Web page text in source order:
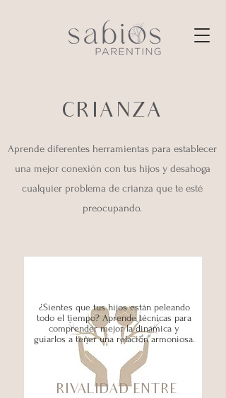
CRIANZA
Aprende diferentes herramientas para establecer
una mejor conexión con tus hijos y desahoga
cualquier problema de crianza que te esté
preocupando.
¿Sientes que tus hijos están peleando
todo el tiempo? Aprende técnicas para
comprender mejor la dinámica y
guiarlos a tener una relación armoniosa.
RIVALIDAD ENTRE